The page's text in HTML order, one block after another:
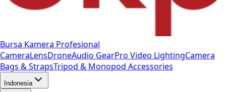
Bursa Kamera Profesional
CameraLensDroneAudio GearPro Video LightingCamera
Bags & StrapsTripod & Monopod Accessories
Indonesia